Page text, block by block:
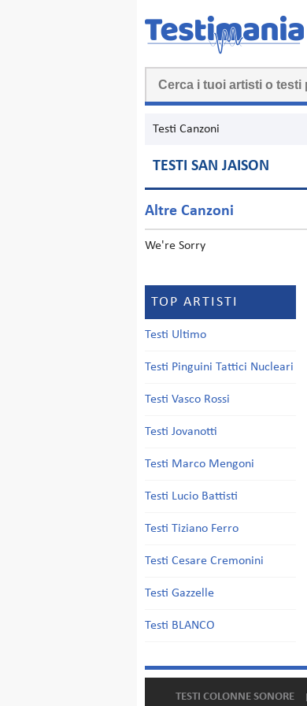
Testi Canzoni
TESTI SAN JAISON
Altre Canzoni
We're Sorry
TOP ARTISTI
Testi Ultimo
Testi Pinguini Tattici Nucleari
Testi Vasco Rossi
Testi Jovanotti
Testi Marco Mengoni
Testi Lucio Battisti
Testi Tiziano Ferro
Testi Cesare Cremonini
Testi Gazzelle
Testi BLANCO
TESTI COLONNE SONORE